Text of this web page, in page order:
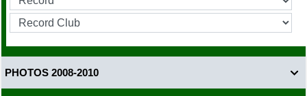

PHOTOS 2008-2010